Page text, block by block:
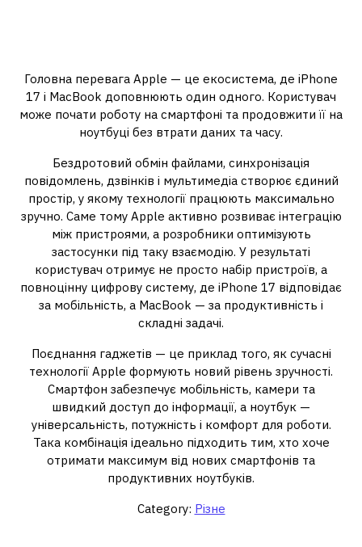
Головна перевага Apple — це екосистема, де iPhone
17 і MacBook доповнюють один одного. Користувач
може почати роботу на смартфоні та продовжити її на
ноутбуці без втрати даних та часу.
Бездротовий обмін файлами, синхронізація
повідомлень, дзвінків і мультимедіа створює єдиний
простір, у якому технології працюють максимально
зручно. Саме тому Apple активно розвиває інтеграцію
між пристроями, а розробники оптимізують
застосунки під таку взаємодію. У результаті
користувач отримує не просто набір пристроїв, а
повноцінну цифрову систему, де iPhone 17 відповідає
за мобільність, а MacBook — за продуктивність і
складні задачі.
Поєднання гаджетів — це приклад того, як сучасні
технології Apple формують новий рівень зручності.
Смартфон забезпечує мобільність, камери та
швидкий доступ до інформації, а ноутбук —
універсальність, потужність і комфорт для роботи.
Така комбінація ідеально підходить тим, хто хоче
отримати максимум від нових смартфонів та
продуктивних ноутбуків.
Category: Різне